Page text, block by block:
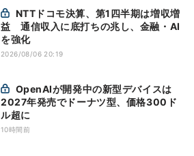
益 通信収入に底打ちの兆し、金融・AI
を強化
2026/08/06 20:19
2027年発売でドーナツ型、価格300ド
ル超に
10時間前